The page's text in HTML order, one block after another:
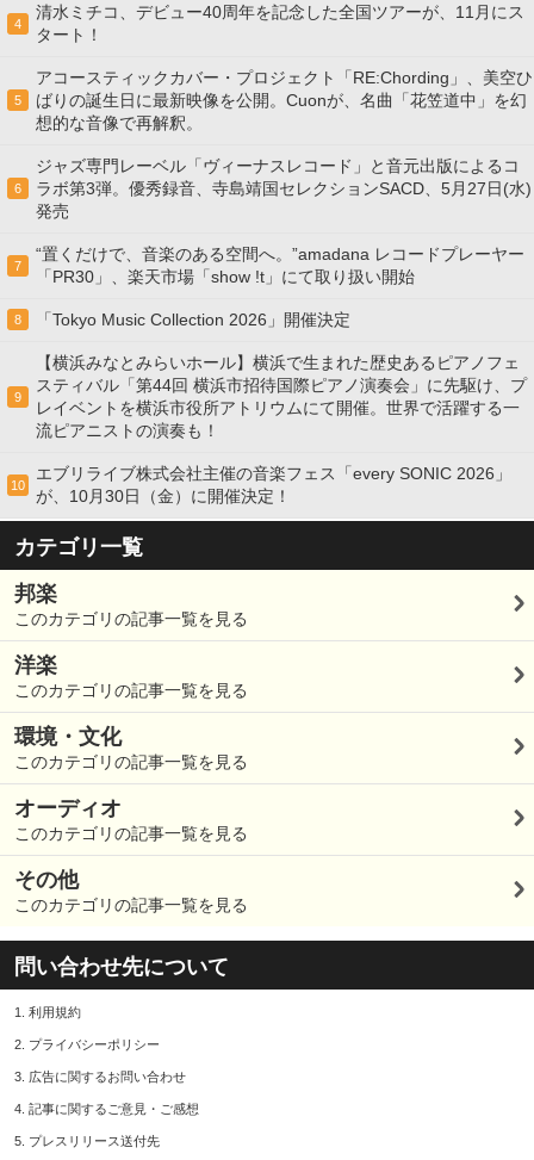
4
清水ミチコ、デビュー40周年を記念した全国ツアーが、11月にス
タート！
5
アコースティックカバー・プロジェクト「RE:Chording」、美空ひ
ばりの誕生日に最新映像を公開。Cuonが、名曲「花笠道中」を幻
想的な音像で再解釈。
6
ジャズ専門レーベル「ヴィーナスレコード」と音元出版によるコ
ラボ第3弾。優秀録音、寺島靖国セレクションSACD、5月27日(水)
発売
7
“置くだけで、音楽のある空間へ。”amadana レコードプレーヤー
「PR30」、楽天市場「show !t」にて取り扱い開始
8 「Tokyo Music Collection 2026」開催決定
9
【横浜みなとみらいホール】横浜で生まれた歴史あるピアノフェ
スティバル「第44回 横浜市招待国際ピアノ演奏会」に先駆け、プ
レイベントを横浜市役所アトリウムにて開催。世界で活躍する一
流ピアニストの演奏も！
10
エブリライブ株式会社主催の音楽フェス「every SONIC 2026」
が、10月30日（金）に開催決定！
カテゴリ一覧
邦楽
このカテゴリの記事一覧を見る
洋楽
このカテゴリの記事一覧を見る
環境・文化
このカテゴリの記事一覧を見る
オーディオ
このカテゴリの記事一覧を見る
その他
このカテゴリの記事一覧を見る
問い合わせ先について
1. 利用規約
2. プライバシーポリシー
3. 広告に関するお問い合わせ
4. 記事に関するご意見・ご感想
5. プレスリリース送付先